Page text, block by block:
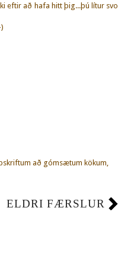
eftir að hafa hitt þig...þú lítur svo
að gómsætum kökum,
ELDRI FÆRSLUR